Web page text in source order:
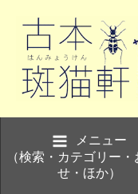
メニュー
（検索・カテゴリー・
せ・ほか）